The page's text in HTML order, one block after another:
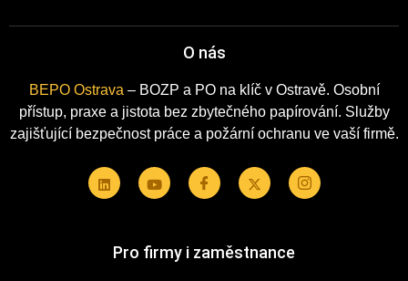
O nás
BEPO Ostrava – BOZP a PO na klíč v Ostravě. Osobní
přístup, praxe a jistota bez zbytečného papírování. Služby
zajišťující bezpečnost práce a požární ochranu ve vaší firmě.
Pro firmy i zaměstnance